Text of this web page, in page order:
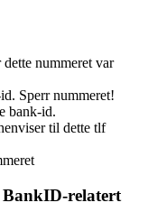
nummeret var
Sperr nummeret!
bank-id.
til dette tlf
relatert